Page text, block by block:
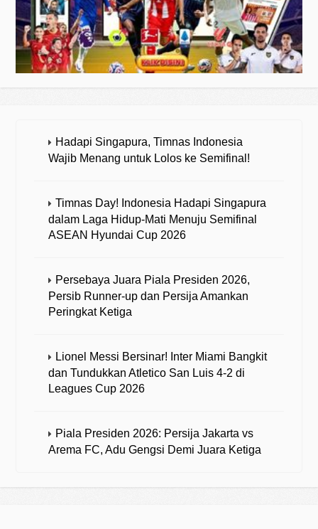
Hadapi Singapura, Timnas Indonesia
Wajib Menang untuk Lolos ke Semifinal!
Timnas Day! Indonesia Hadapi Singapura
dalam Laga Hidup-Mati Menuju Semifinal
ASEAN Hyundai Cup 2026
Persebaya Juara Piala Presiden 2026,
Persib Runner-up dan Persija Amankan
Peringkat Ketiga
Lionel Messi Bersinar! Inter Miami Bangkit
dan Tundukkan Atletico San Luis 4-2 di
Leagues Cup 2026
Piala Presiden 2026: Persija Jakarta vs
Arema FC, Adu Gengsi Demi Juara Ketiga